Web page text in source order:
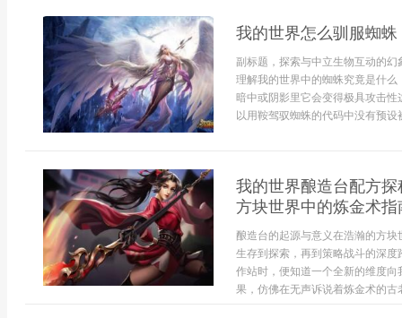
我的世界怎么驯服蜘
副标题，探索与中立生物互动的
理解我的世界中的蜘蛛究竟是什
暗中或阴影里它会变得极具攻击
以用鞍驾驭蜘蛛的代码中没有预
我的世界酿造台配方
方块世界中的炼金术指
酿造台的起源与意义在浩瀚的方
生存到探索，再到策略战斗的深
作站时，便知道一个全新的维度
果，仿佛在无声诉说着炼金术的